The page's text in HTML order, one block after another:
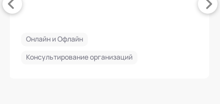
Онлайн и Офлайн
Консультирование организаций